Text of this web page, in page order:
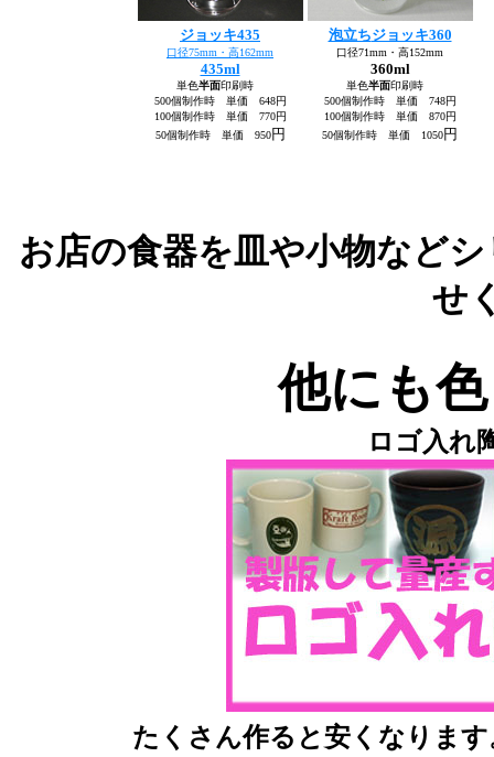
ジョッキ435
口径75mm・高162mm
435ml
単色半面印刷時
500個制作時 単価 648円
100個制作時 単価 770円
50個制作時 単価 950円
泡立ちジョッキ360
口径71mm・高152mm
360ml
単色半面印刷時
500個制作時 単価 748円
100個制作時 単価 870円
50個制作時 単価 1050円
お店の食器を皿や小物など
せ
他にも
ロゴ入れ
たくさん作ると安くなりま